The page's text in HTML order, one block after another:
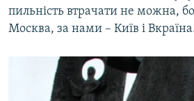
пильність втрачати не можна,
Москва, за нами – Київ і